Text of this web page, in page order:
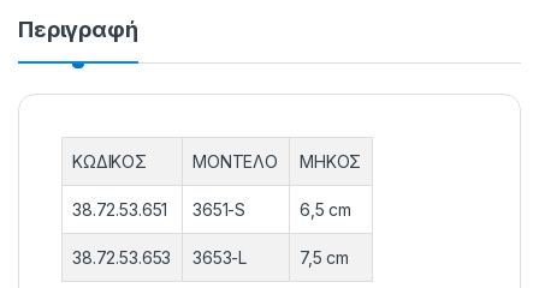
Περιγραφή
ΚΩΔΙΚΟΣ ΜΟΝΤΕΛΟ ΜΗΚΟΣ
38.72.53.651 3651-S 6,5 cm
38.72.53.653 3653-L 7,5 cm